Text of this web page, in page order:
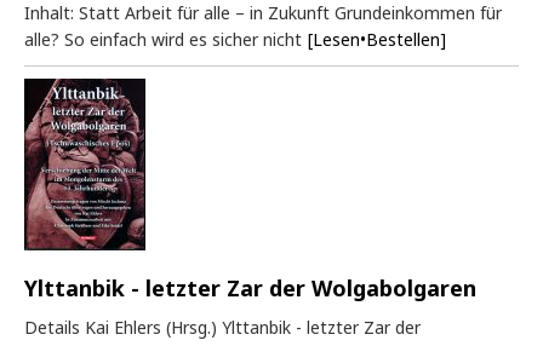
Inhalt: Statt Arbeit für alle – in Zukunft Grundeinkommen für
alle? So einfach wird es sicher nicht [Lesen•Bestellen]
Ylttanbik - letzter Zar der Wolgabolgaren
Details Kai Ehlers (Hrsg.) Ylttanbik - letzter Zar der